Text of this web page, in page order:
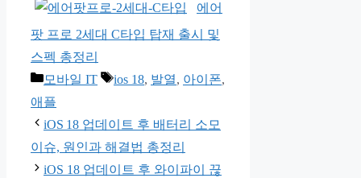
에어
팟 프로 2세대 C타입 탑재 출시 및
스펙 총정리
카
테
고
리
모바일 IT
태
ios 18, 발열, 아이폰,
애플
iOS 18 업데이트 후 배터리 소모
이슈, 원인과 해결법 총정리
iOS 18 업데이트 후 와이파이 끊